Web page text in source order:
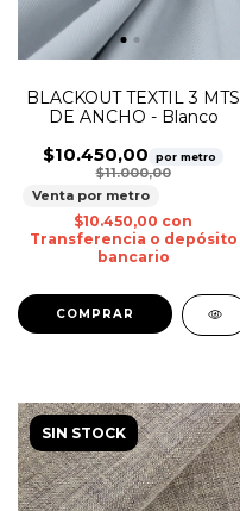
BLACKOUT TEXTIL 3 MTS
DE ANCHO - Blanco
$10.450,00 por metro
$11.000,00
Venta por metro
$10.450,00 con
Transferencia o depósito
bancario
SIN STOCK